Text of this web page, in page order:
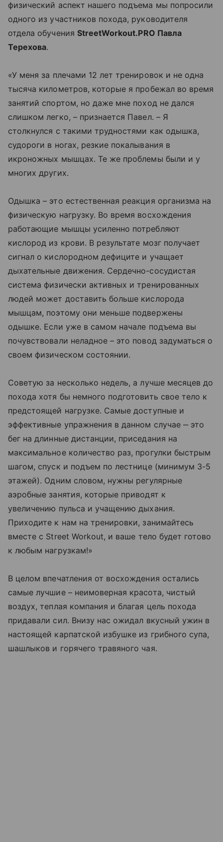
физический аспект нашего подъема мы попросили
одного из участников похода, руководителя
отдела обучения StreetWorkout.PRO Павла
Терехова.
«У меня за плечами 12 лет тренировок и не одна
тысяча километров, которые я пробежал во время
занятий спортом, но даже мне поход не дался
слишком легко, – признается Павел. – Я
столкнулся с такими трудностями как одышка,
судороги в ногах, резкие покалывания в
икроножных мышцах. Те же проблемы были и у
многих других.
Одышка – это естественная реакция организма на
физическую нагрузку. Во время восхождения
работающие мышцы усиленно потребляют
кислород из крови. В результате мозг получает
сигнал о кислородном дефиците и учащает
дыхательные движения. Сердечно-сосудистая
система физически активных и тренированных
людей может доставить больше кислорода
мышцам, поэтому они меньше подвержены
одышке. Если уже в самом начале подъема вы
почувствовали неладное – это повод задуматься о
своем физическом состоянии.
Советую за несколько недель, а лучше месяцев до
похода хотя бы немного подготовить свое тело к
предстоящей нагрузке. Самые доступные и
эффективные упражнения в данном случае ‒ это
бег на длинные дистанции, приседания на
максимальное количество раз, прогулки быстрым
шагом, спуск и подъем по лестнице (минимум 3-5
этажей). Одним словом, нужны регулярные
аэробные занятия, которые приводят к
увеличению пульса и учащению дыхания.
Приходите к нам на тренировки, занимайтесь
вместе с Street Workout, и ваше тело будет готово
к любым нагрузкам!»
В целом впечатления от восхождения остались
самые лучшие – неимоверная красота, чистый
воздух, теплая компания и благая цель похода
придавали сил. Внизу нас ожидал вкусный ужин в
настоящей карпатской избушке из грибного супа,
шашлыков и горячего травяного чая.